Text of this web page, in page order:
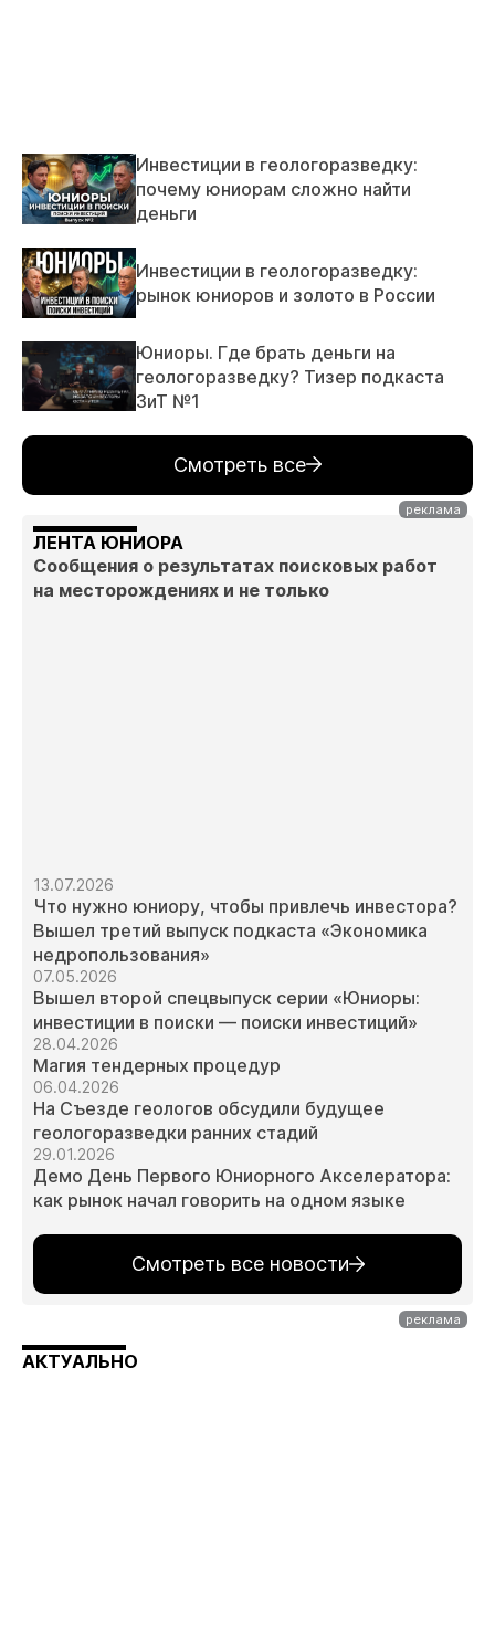
Инвестиции в геологоразведку:
почему юниорам сложно найти
деньги
Инвестиции в геологоразведку:
рынок юниоров и золото в России
Юниоры. Где брать деньги на
геологоразведку? Тизер подкаста
ЗиТ №1
Смотреть все
ЛЕНТА ЮНИОРА
Сообщения о результатах поисковых работ
на месторождениях и не только
13.07.2026
Что нужно юниору, чтобы привлечь инвестора?
Вышел третий выпуск подкаста «Экономика
недропользования»
07.05.2026
Вышел второй спецвыпуск серии «Юниоры:
инвестиции в поиски — поиски инвестиций»
28.04.2026
Магия тендерных процедур
06.04.2026
На Съезде геологов обсудили будущее
геологоразведки ранних стадий
29.01.2026
Демо День Первого Юниорного Акселератора:
как рынок начал говорить на одном языке
Смотреть все новости
АКТУАЛЬНО